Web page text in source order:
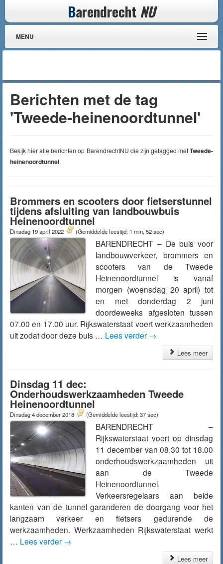
Barendrecht NU
MENU
Berichten met de tag
'Tweede-heinenoordtunnel'
Bekijk hier alle berichten op BarendrechtNU die zijn getagged metTweede-
heinenoordtunnel.
Brommers en scooters door fietserstunnel
tijdens afsluiting van landbouwbuis
Heinenoordtunnel
Dinsdag 19 april 2022 (Gemiddelde leestijd: 1 min, 52 sec)
BARENDRECHT – De buis voor
landbouwverkeer, brommers en
scooters van de Tweede
Heinenoordtunnel is vanaf
morgen (woensdag 20 april) tot
en met donderdag 2 juni
doordeweeks afgesloten tussen
07.00 en 17.00 uur. Rijkswaterstaat voert werkzaamheden
uit zodat door deze buis … Lees verder →
Lees meer
Dinsdag 11 dec:
Onderhoudswerkzaamheden Tweede
Heinenoordtunnel
Dinsdag 4 december 2018 (Gemiddelde leestijd: 37 sec)
BARENDRECHT –
Rijkswaterstaat voert op dinsdag
11 december van 08.30 tot 18.00
onderhoudswerkzaamheden uit
aan de Tweede
Heinenoordtunnel.
Verkeersregelaars aan beide
kanten van de tunnel garanderen de doorgang voor het
langzaam verkeer en fietsers gedurende de
werkzaamheden. Werkzaamheden Rijkswaterstaat werkt
… Lees verder →
Lees meer